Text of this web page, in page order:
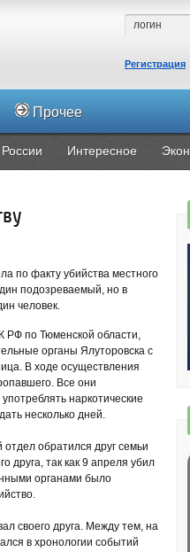
Регистрация
Прочее
Интересное
по факту убийства местного
подозреваемый, но в
человек.
РФ по Тюменской области,
органы Ялуторовска с
В ходе осуществления
Все они
наркотические
несколько дней.
обратился друг семьи
друга, так как 9 апреля убил
органами было
своего друга. Между тем, на
в хронологии событий